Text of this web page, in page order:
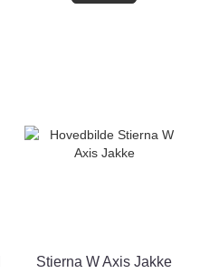
Stierna W Axis Jakke